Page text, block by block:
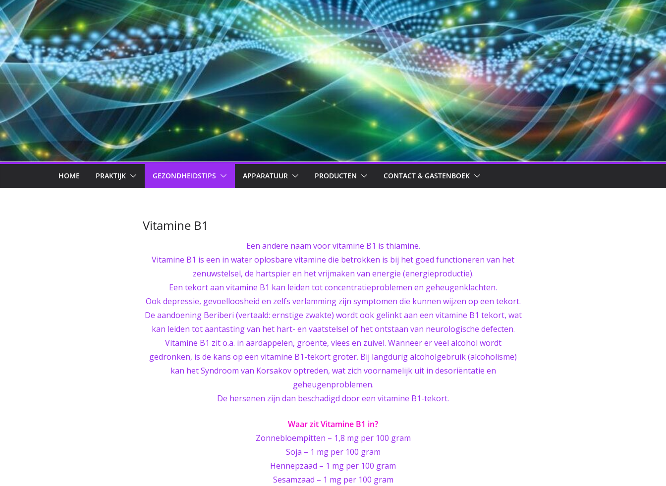
HOME PRAKTIJK GEZONDHEIDSTIPS APPARATUUR PRODUCTEN CONTACT & GASTENBOEK
Vitamine B1
Een andere naam voor vitamine B1 is thiamine.
Vitamine B1 is een in water oplosbare vitamine die betrokken is bij het goed functioneren van het
zenuwstelsel, de hartspier en het vrijmaken van energie (energieproductie).
Een tekort aan vitamine B1 kan leiden tot concentratieproblemen en geheugenklachten.
Ook depressie, gevoelloosheid en zelfs verlamming zijn symptomen die kunnen wijzen op een tekort.
De aandoening Beriberi (vertaald: ernstige zwakte) wordt ook gelinkt aan een vitamine B1 tekort, wat
kan leiden tot aantasting van het hart- en vaatstelsel of het ontstaan van neurologische defecten.
Vitamine B1 zit o.a. in aardappelen, groente, vlees en zuivel. Wanneer er veel alcohol wordt
gedronken, is de kans op een vitamine B1-tekort groter. Bij langdurig alcoholgebruik (alcoholisme)
kan het Syndroom van Korsakov optreden, wat zich voornamelijk uit in desoriëntatie en
geheugenproblemen.
De hersenen zijn dan beschadigd door een vitamine B1-tekort.
Waar zit Vitamine B1 in?
Zonnebloempitten – 1,8 mg per 100 gram
Soja – 1 mg per 100 gram
Hennepzaad – 1 mg per 100 gram
Sesamzaad – 1 mg per 100 gram